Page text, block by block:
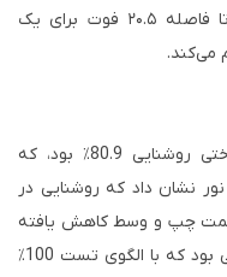
که امکان قرار دادن ویدئو پروژکتور را تا فاصله ۲۰.۵ فوت برای یک
با زوم در هر دو انتهای محدوده، یکنواختی روشنایی 80.9٪ بود، که
نشان داد که روشنایی در
چپ و وسط کاهش یافته
است، اما این تغییر آنقدر کوچک و تدریجی بود که با الگوی تست 100٪